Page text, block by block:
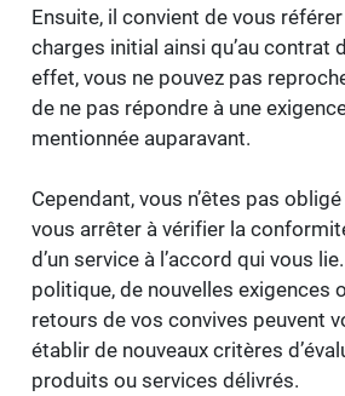
Ensuite, il convient de vous
charges initial ainsi qu’au contrat
effet, vous ne pouvez pas
de ne pas répondre à une
mentionnée auparavant.
Cependant, vous n’êtes pas
vous arrêter à vérifier la
d’un service à l’accord qui vous
politique, de nouvelles exigences
retours de vos convives peuvent
établir de nouveaux critères
produits ou services délivrés.